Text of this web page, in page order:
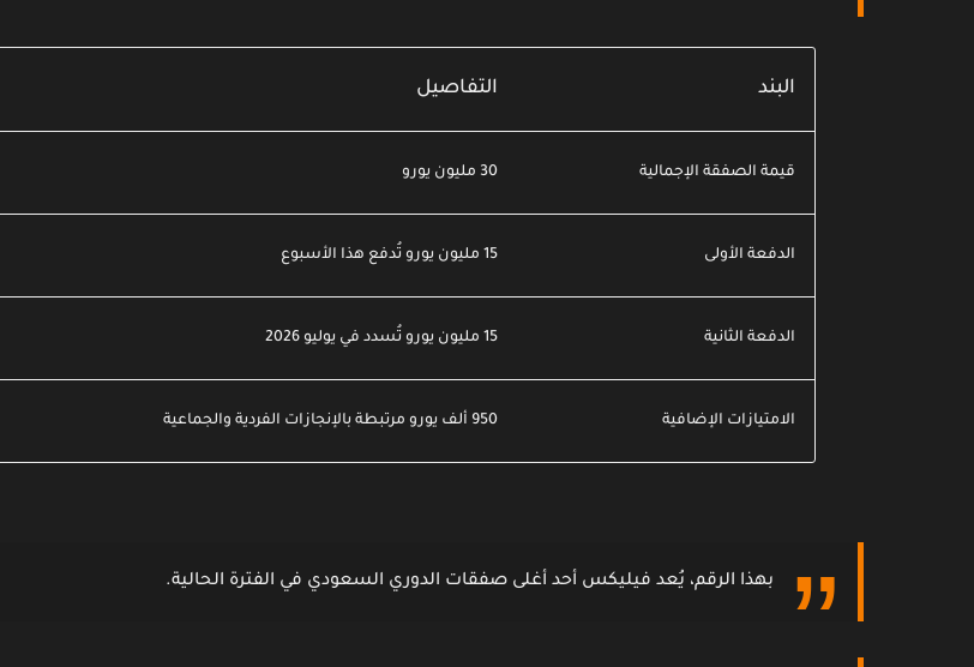
البند التفاصيل
قيمة الصفقة الإجمالية 30 مليون يورو
الدفعة الأولى 15 مليون يورو تُدفع هذا الأسبوع
الدفعة الثانية 15 مليون يورو تُسدد في يوليو 2026
الامتيازات الإضافية 950 ألف يورو مرتبطة بالإنجازات الفردية والجماعية
بهذا الرقم، يُعد فيليكس أحد أغلى صفقات الدوري السعودي في الفترة الحالية.